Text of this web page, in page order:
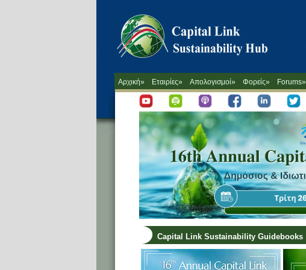
Αρχική» Εταιρίες» Απολογισμοί» Φορείς» Forums»
Capital Link Sustainability Guidebooks